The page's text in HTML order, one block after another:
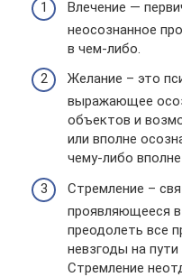
Влечение —
неосознанное
в чем-либо.
Желание – это
выражающее
объектов и
или вполне
чему-либо
Стремление –
проявляющееся
преодолеть все
невзгоды на
Стремление